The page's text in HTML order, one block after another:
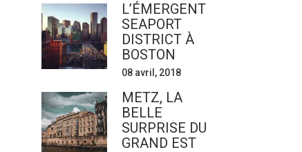
L’ÉMERGENT
SEAPORT
DISTRICT À
BOSTON
08 avril, 2018
METZ, LA
BELLE
SURPRISE DU
GRAND EST